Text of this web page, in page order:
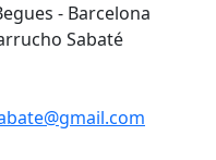
- Barcelona
Sabaté